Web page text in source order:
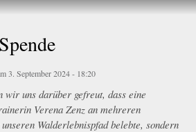
Inhalt
3. September 2024 - 18:20
wir uns darüber gefreut, dass eine
Verena Zenz an mehreren
Walderlebnispfad belebte, sondern